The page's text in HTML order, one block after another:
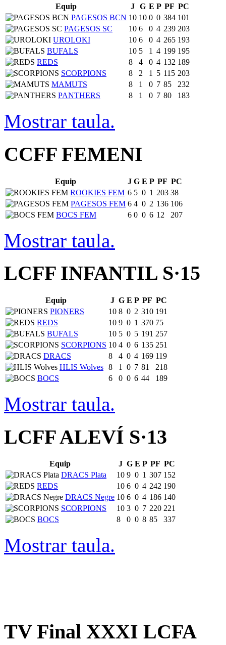
Equip J G E P PF PC
PAGESOS BCN 10 10 0 0 384 101
PAGESOS SC
10 6 0 4 239 203
UROLOKI
10 6 0 4 265 193
BUFALS
10 5 1 4 199 195
REDS
8 4 0 4 132 189
SCORPIONS
8 2 1 5 115 203
MAMUTS
8 1 0 7 85
232
PANTHERS
8 1 0 7 80 183
Mostrar taula.
CCFF FEMENI
Equip J G E P PF PC
ROOKIES FEM 6 5 0 1 203 38
PAGESOS FEM 6 4 0 2 136 106
BOCS FEM
6 0 0 6 12 207
Mostrar taula.
LCFF INFANTIL S·15
Equip J G E P PF PC
PIONERS
10 8 0 2 310 191
REDS
10 9 0 1 370 75
BUFALS
10 5 0 5 191 257
SCORPIONS 10 4 0 6 135 251
DRACS
8 4 0 4 169 119
HLIS Wolves 8 1 0 7 81
218
BOCS
6 0 0 6 44 189
Mostrar taula.
LCFF ALEVÍ S·13
Equip J G E P PF PC
DRACS Plata
10 9 0 1 307 152
REDS
10 6 0 4 242 190
DRACS Negre 10 6 0 4 186 140
SCORPIONS
10 3 0 7 220 221
BOCS
8 0 0 8 85 337
Mostrar taula.
TV Final XXXI LCFA